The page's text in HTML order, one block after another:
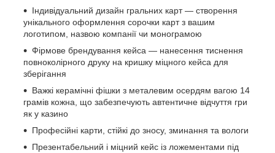
Індивідуальний дизайн гральних карт — створення
унікального оформлення сорочки карт з вашим
логотипом, назвою компанії чи монограмою
Фірмове брендування кейса — нанесення тиснення
повноколірного друку на кришку міцного кейса для
зберігання
Важкі керамічні фішки з металевим осердям вагою 14
грамів кожна, що забезпечують автентичне відчуття гри
як у казино
Професійні карти, стійкі до зносу, зминання та вологи
Презентабельний і міцний кейс із ложементами під